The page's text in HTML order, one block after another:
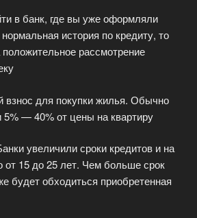
в банк, где вы уже оформляли
история по кредиту, то
рассмотрение
взнос для покупки жилья. Обычно
5% — 40% от цены на квартиру
увеличили сроки кредитов и на
от 15 до 25 лет. Чем больше срок
будет обходиться приобретенная